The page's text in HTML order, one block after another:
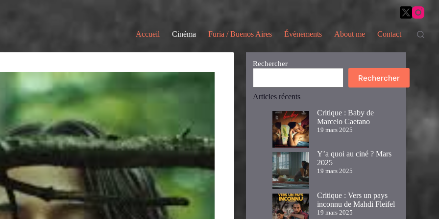
Accueil Cinéma Furia / Buenos Aires Évènements About me Contact
Rechercher
Rechercher
Articles récents
Critique : Baby de
Marcelo Caetano
19 mars 2025
Y’a quoi au ciné ? Mars
2025
19 mars 2025
Critique : Vers un pays
inconnu de Mahdi Fleifel
19 mars 2025